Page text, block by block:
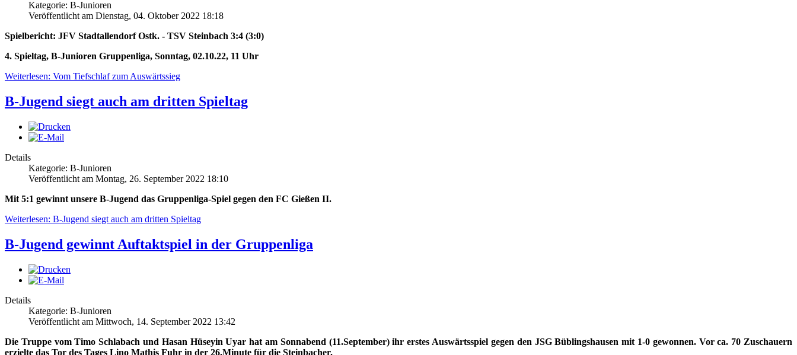
Kategorie: B-Junioren
Veröffentlicht am Dienstag, 04. Oktober 2022 18:18
Spielbericht: JFV Stadtallendorf Ostk. - TSV Steinbach 3:4 (3:0)
4. Spieltag, B-Junioren Gruppenliga, Sonntag, 02.10.22, 11 Uhr
Weiterlesen: Vom Tiefschlaf zum Auswärtssieg
B-Jugend siegt auch am dritten Spieltag
Details
Kategorie: B-Junioren
Veröffentlicht am Montag, 26. September 2022 18:10
Mit 5:1 gewinnt unsere B-Jugend das Gruppenliga-Spiel gegen den FC Gießen II.
Weiterlesen: B-Jugend siegt auch am dritten Spieltag
B-Jugend gewinnt Auftaktspiel in der Gruppenliga
Details
Kategorie: B-Junioren
Veröffentlicht am Mittwoch, 14. September 2022 13:42
Die Truppe vom Timo Schlabach und Hasan Hüseyin Uyar hat am Sonnabend (11.September) ihr erstes Auswärtsspiel gegen den JSG Büblingshausen mit 1-0 gewonnen. Vor ca. 70 Zuschauern
erzielte das Tor des Tages Lino Mathis Fuhr in der 26.Minute für die Steinbacher.